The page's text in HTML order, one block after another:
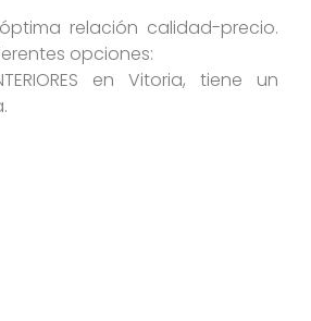
relación calidad-precio.
opciones:
en Vitoria, tiene un